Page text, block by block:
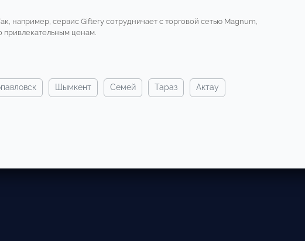
например, сервис Giftery сотрудничает с торговой сетью Magnum,
привлекательным ценам.
шымкент семей тараз актау